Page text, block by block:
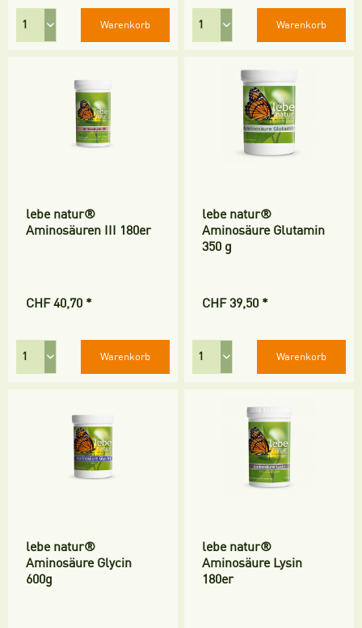
Warenkorb Warenkorb
lebe natur®
Aminosäuren III 180er
CHF 40,70 *
Warenkorb
lebe natur®
Aminosäure Glutamin
350 g
CHF 39,50 *
Warenkorb
lebe natur®
Aminosäure Glycin
600g
lebe natur®
Aminosäure Lysin
180er